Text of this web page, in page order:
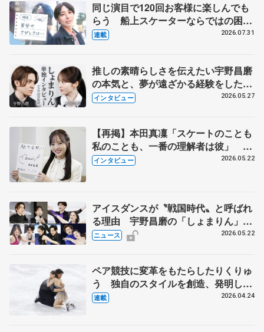
同じ演目で120回お客様に楽しんでも
らう 船上スケーターならではの困難
とは 影響あったPIW前キャプテン松
連載 2026.07.31
推しの素晴らしさを伝えたい宇野昌磨
の本気と、夢が遠ざかる経験をした本
田真凜の覚悟
インタビュー 2026.05.27
【再掲】本田真凜「スケートのことも
私のことも、一番の理解者は彼」 引
退時の単独インタビューで語った競技
インタビュー 2026.05.22
アイスダンスが〝戦国時代〟と呼ばれ
る理由 宇野昌磨の「しょまりん」ら
実力者が相次いで参戦 国内の競争激
ニュース 2026.05.22
ペア競技に変革をもたらしたりくりゅ
う 独自のスタイルを創造、発明した
【引退発表後②】
連載 2026.04.24